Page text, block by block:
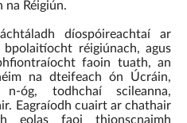
na Réigiún.
díospóireachtaí ar
réigiúnach, agus
faoin tuath, an
na dteifeach ón Úcráin,
óg, todhchaí scileanna,
Eagraíodh cuairt ar chathair
eolas faoi thionscnaimh